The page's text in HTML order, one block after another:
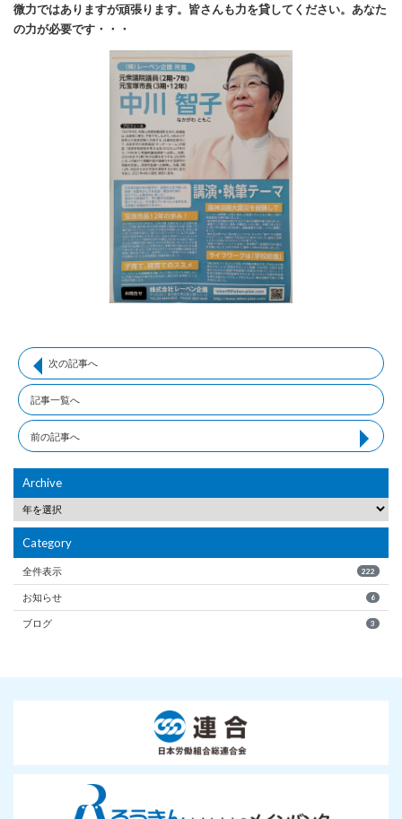
微力ではありますが頑張ります。皆さんも力を貸してください。あなた
の力が必要です・・・
次の記事へ
記事一覧へ
前の記事へ
Archive
Category
全件表示 222
お知らせ 6
ブログ 3